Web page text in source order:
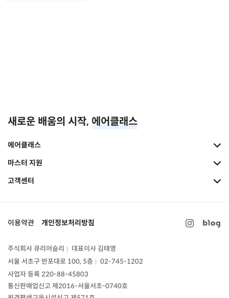
새로운 배움의 시작, 에어클래스
에어클래스
마스터 지원
고객센터
이용약관 개인정보처리방침
주식회사 큐리어슬리
대표이사 김태영
서울 서초구 반포대로 100, 5층
02-745-1202
사업자 등록 220-88-45803
통신판매업신고제2016-서울서초-0740호